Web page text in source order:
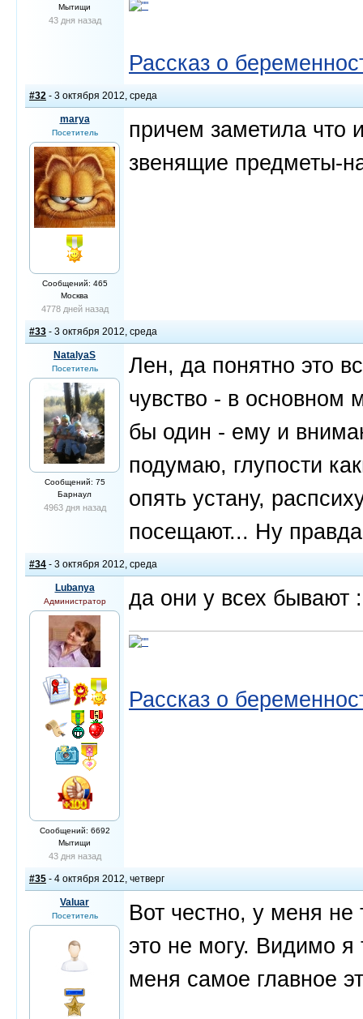
Мытищи
43 дня назад
Рассказ о
#32 - 3 октября 2012, среда
marya
Посетитель
Сообщений: 465
Москва
4778 дней назад
причем заметила что
звенящие предметы-
#33 - 3 октября 2012, среда
NatalyaS
Посетитель
Сообщений: 75
Барнаул
4963 дня назад
Лен, да понятно это
чувство - в
бы один - ему и
подумаю, глупости
опять устану,
посещают... Ну
#34 - 3 октября 2012, среда
Lubanya
Администратор
Сообщений: 6692
Мытищи
43 дня назад
да они у всех бывают
Рассказ о
#35 - 4 октября 2012, четверг
Valuar
Посетитель
Вот честно, у меня не
это не могу. Видимо я
меня самое главное